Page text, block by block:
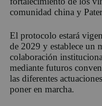
comunidad china y
El protocolo estará
de 2029 y establece un
colaboración
mediante futuros
las diferentes
poner en marcha.